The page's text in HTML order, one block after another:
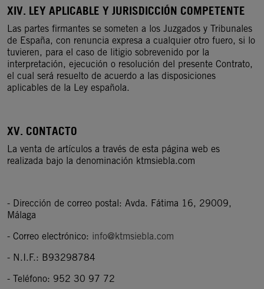
XIV. LEY APLICABLE Y JURISDICCIÓN COMPETENTE
Las partes firmantes se someten a los Juzgados y Tribunales
de España, con renuncia expresa a cualquier otro fuero, si lo
tuvieren, para el caso de litigio sobrevenido por la
interpretación, ejecución o resolución del presente Contrato,
el cual será resuelto de acuerdo a las disposiciones
aplicables de la Ley española.
XV. CONTACTO
La venta de artículos a través de esta página web es
realizada bajo la denominación ktmsiebla.com
- Dirección de correo postal: Avda. Fátima 16, 29009,
Málaga
- Correo electrónico: info@ktmsiebla.com
- N.I.F.: B93298784
- Teléfono: 952 30 97 72